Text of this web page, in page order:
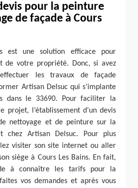
pour la peinture
de façade à Cours
est une solution efficace pour
de votre propriété. Donc, si avez
les travaux de façade
Artisan Delsuc qui s’implante
dans le 33690. Pour faciliter la
projet, l’établissement d’un devis
nettoyage et de peinture sur la
chez Artisan Delsuc. Pour plus
visiter son site internet ou aller
siège à Cours Les Bains. En fait,
à connaître les tarifs pour la
vos demandes et après vous